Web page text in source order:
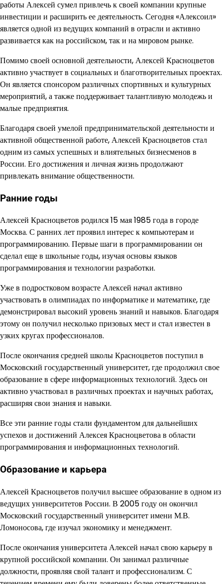
работы Алексей сумел привлечь к своей компании крупные
инвестиции и расширить ее деятельность. Сегодня «Алексоил»
является одной из ведущих компаний в отрасли и активно
развивается как на российском, так и на мировом рынке.
Помимо своей основной деятельности, Алексей Красноцветов
активно участвует в социальных и благотворительных проектах.
Он является спонсором различных спортивных и культурных
мероприятий, а также поддерживает талантливую молодежь и
малые предприятия.
Благодаря своей умелой предпринимательской деятельности и
активной общественной работе, Алексей Красноцветов стал
одним из самых успешных и влиятельных бизнесменов в
России. Его достижения и личная жизнь продолжают
привлекать внимание общественности.
Ранние годы
Алексей Красноцветов родился 15 мая 1985 года в городе
Москва. С ранних лет проявил интерес к компьютерам и
программированию. Первые шаги в программировании он
сделал еще в школьные годы, изучая основы языков
программирования и технологии разработки.
Уже в подростковом возрасте Алексей начал активно
участвовать в олимпиадах по информатике и математике, где
демонстрировал высокий уровень знаний и навыков. Благодаря
этому он получил несколько призовых мест и стал известен в
узких кругах профессионалов.
После окончания средней школы Красноцветов поступил в
Московский государственный университет, где продолжил свое
образование в сфере информационных технологий. Здесь он
активно участвовал в различных проектах и научных работах,
расширяя свои знания и навыки.
Все эти ранние годы стали фундаментом для дальнейших
успехов и достижений Алексея Красноцветова в области
программирования и информационных технологий.
Образование и карьера
Алексей Красноцветов получил высшее образование в одном из
ведущих университетов России. В 2005 году он окончил
Московский государственный университет имени М.В.
Ломоносова, где изучал экономику и менеджмент.
После окончания университета Алексей начал свою карьеру в
крупной российской компании. Он занимал различные
должности, проявляя свой талант и профессионализм. С